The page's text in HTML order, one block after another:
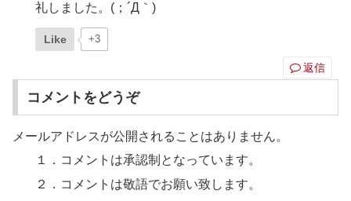
礼しました。(；´Д｀)
Like +3
返信
コメントをどうぞ
メールアドレスが公開されることはありません。
１．コメントは承認制となっています。
２．コメントは敬語でお願い致します。